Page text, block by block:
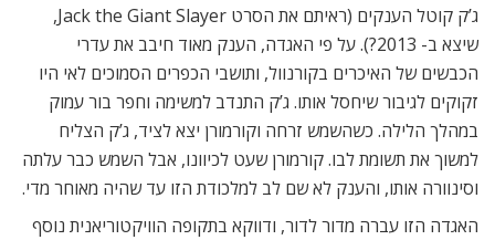
ג’ק קוטל הענקים (ראיתם את הסרט Jack the Giant Slayer,
שיצא ב- 2013?). על פי האגדה, הענק מאוד חיבב את עדרי
הכבשים של האיכרים בקורנוול, ותושבי הכפרים הסמוכים לאי היו
זקוקים לגיבור שיחסל אותו. ג’ק התנדב למשימה וחפר בור עמוק
במהלך הלילה. כשהשמש זרחה וקורמורן יצא לציד, ג’ק הצליח
למשוך את תשומת לבו. קורמורן שעט לכיוונו, אבל השמש כבר עלתה
וסינוורה אותו, והענק לא שם לב למלכודת הזו עד שהיה מאוחר מדי.
האגדה הזו עברה מדור לדור, ודווקא בתקופה הוויקטוריאנית נוסף